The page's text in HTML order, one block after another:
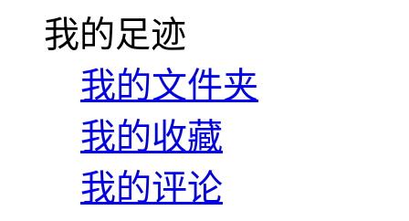
我的足迹
我的文件夹
我的收藏
我的评论